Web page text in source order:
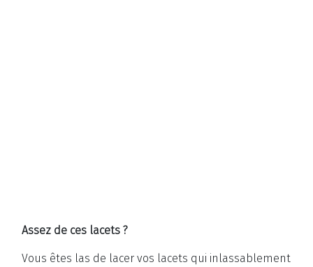
Assez de ces lacets ?
Vous êtes las de lacer vos lacets qui inlassablement